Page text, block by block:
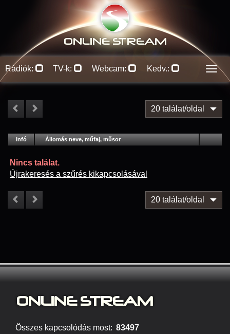
ONLINE STREAM
Rádiók: TV-k: Webcam: Kedv.:
20 találat/oldal
Infó Lejátszás
Állomás neve, műfaj, műsor
Nincs találat.
Újrakeresés a szűrés kikapcsolásával
20 találat/oldal
ONLINE STREAM
Összes kapcsolódás most: 83497